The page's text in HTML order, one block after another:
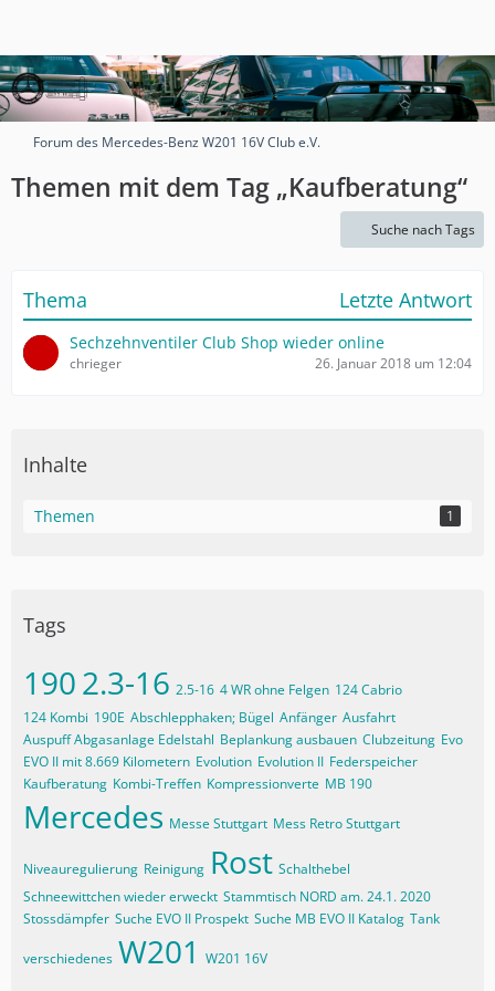
Forum des Mercedes-Benz W201 16V Club e.V.
Themen mit dem Tag „Kaufberatung“
Suche nach Tags
Thema Letzte Antwort
Sechzehnventiler Club Shop wieder online
chrieger 26. Januar 2018 um 12:04
Inhalte
Themen 1
Tags
1902.3-16 2.5-16 4 WR ohne Felgen 124 Cabrio
124 Kombi 190E Abschlepphaken; Bügel Anfänger Ausfahrt
Auspuff Abgasanlage Edelstahl Beplankung ausbauen Clubzeitung Evo
EVO II mit 8.669 Kilometern Evolution Evolution II Federspeicher
Kaufberatung Kombi-Treffen Kompressionverte MB 190
Mercedes Messe Stuttgart Mess Retro Stuttgart
Niveauregulierung Reinigung Rost Schalthebel
Schneewittchen wieder erweckt Stammtisch NORD am. 24.1. 2020
Stossdämpfer Suche EVO II Prospekt Suche MB EVO II Katalog Tank
verschiedenes W201 W201 16V